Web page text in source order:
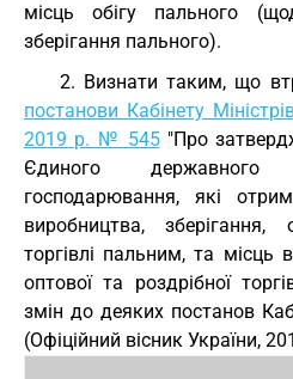
місць обігу пального
зберігання пального).
2. Визнати таким, що
постанови Кабінету
2019 р. № 545"Про
Єдиного державного
господарювання, які
виробництва, зберігання,
торгівлі пальним, та місць
оптової та роздрібної
змін до деяких постанов
(Офіційний вісник України,